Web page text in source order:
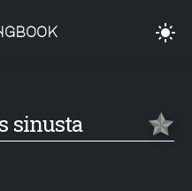
sinusta